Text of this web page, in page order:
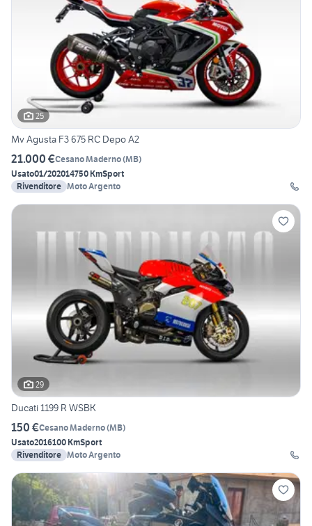
25
Mv Agusta F3 675 RC Depo A2
21.000 €Cesano Maderno(MB)
Usato01/202014750 KmSport
Rivenditore Moto Argento
29
Ducati 1199 R WSBK
150 €Cesano Maderno(MB)
Usato2016100 KmSport
Rivenditore Moto Argento